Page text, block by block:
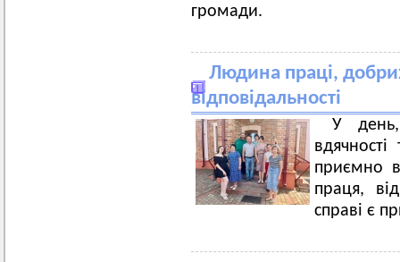
громади.
Людина праці,
відповідальності
У
приємно
праця,
справі є